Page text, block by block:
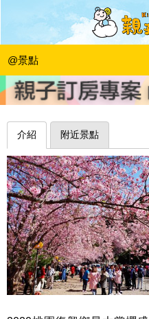
@景點
富士櫻滿開，粉
意～桃園拉拉山恩
❤靜怡&大顆呆の親子.旅遊.美食
介紹 附近景點